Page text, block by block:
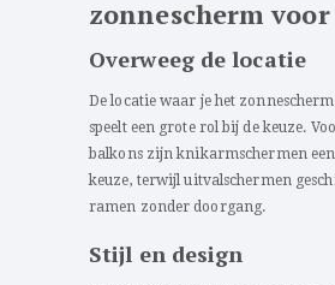
zonnescherm voor
Overweeg de locatie
De locatie waar je het
speelt een grote rol bij de keuze.
balkons zijn knikarmschermen
keuze, terwijl uitvalschermen
ramen zonder doorgang.
Stijl en design